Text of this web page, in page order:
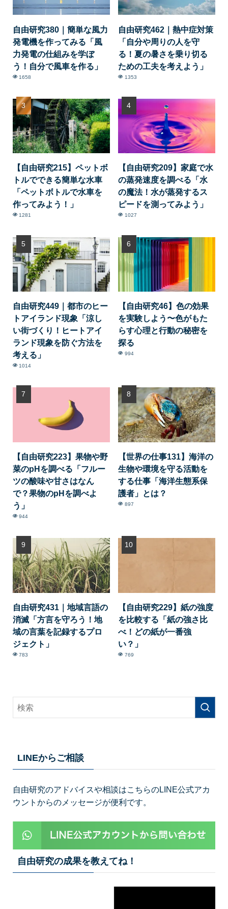
自由研究380｜簡単な風力
発電機を作ってみる「風
力発電の仕組みを学ぼ
う！自分で風車を作る」
1658
自由研究462｜熱中症対策
「自分や周りの人を守
る！夏の暑さを乗り切る
ための工夫を考えよう」
1353
【自由研究215】ペットボ
トルでできる簡単な水車
「ペットボトルで水車を
作ってみよう！」
1281
【自由研究209】家庭で水
の蒸発速度を調べる「水
の魔法！水が蒸発するス
ピードを測ってみよう」
1027
自由研究449｜都市のヒー
トアイランド現象「涼し
い街づくり！ヒートアイ
ランド現象を防ぐ方法を
考える」
1014
【自由研究46】色の効果
を実験しよう〜色がもた
らす心理と行動の秘密を
探る
994
【自由研究223】果物や野
菜のpHを調べる「フルー
ツの酸味や甘さはなん
で？果物のpHを調べよ
う」
944
【世界の仕事131】海洋の
生物や環境を守る活動を
する仕事「海洋生態系保
護者」とは？
897
自由研究431｜地域言語の
消滅「方言を守ろう！地
域の言葉を記録するプロ
ジェクト」
783
【自由研究229】紙の強度
を比較する「紙の強さ比
べ！どの紙が一番強
い？」
769
LINEからご相談
自由研究のアドバイスや相談はこちらのLINE公式アカ
ウントからのメッセージが便利です。
自由研究の成果を教えてね！